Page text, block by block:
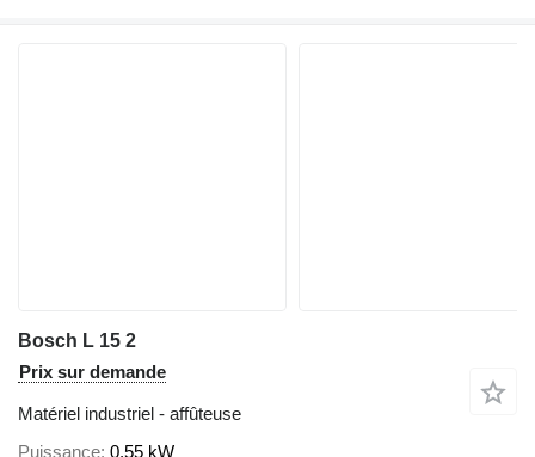
Bosch L 15 2
Prix sur demande
Matériel industriel - affûteuse
Puissance 0,55 kW